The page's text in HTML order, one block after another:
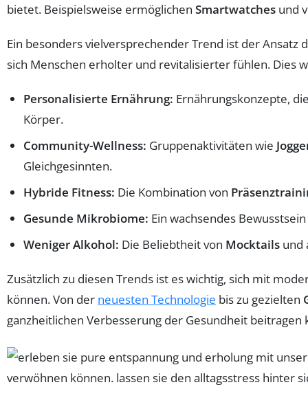
bietet. Beispielsweise ermöglichen Smartwatches und
Ein besonders vielversprechender Trend ist der Ansatz
sich Menschen erholter und revitalisierter fühlen. Dies
Personalisierte Ernährung: Ernährungskonzepte,
Körper.
Community-Wellness: Gruppenaktivitäten wie
Gleichgesinnten.
Hybride Fitness: Die Kombination von
Gesunde Mikrobiome: Ein wachsendes
Weniger Alkohol: Die Beliebtheit von Mocktails und
Zusätzlich zu diesen Trends ist es wichtig, sich mit
können. Von der neuesten Technologie bis zu gezielten
ganzheitlichen Verbesserung der Gesundheit beitragen